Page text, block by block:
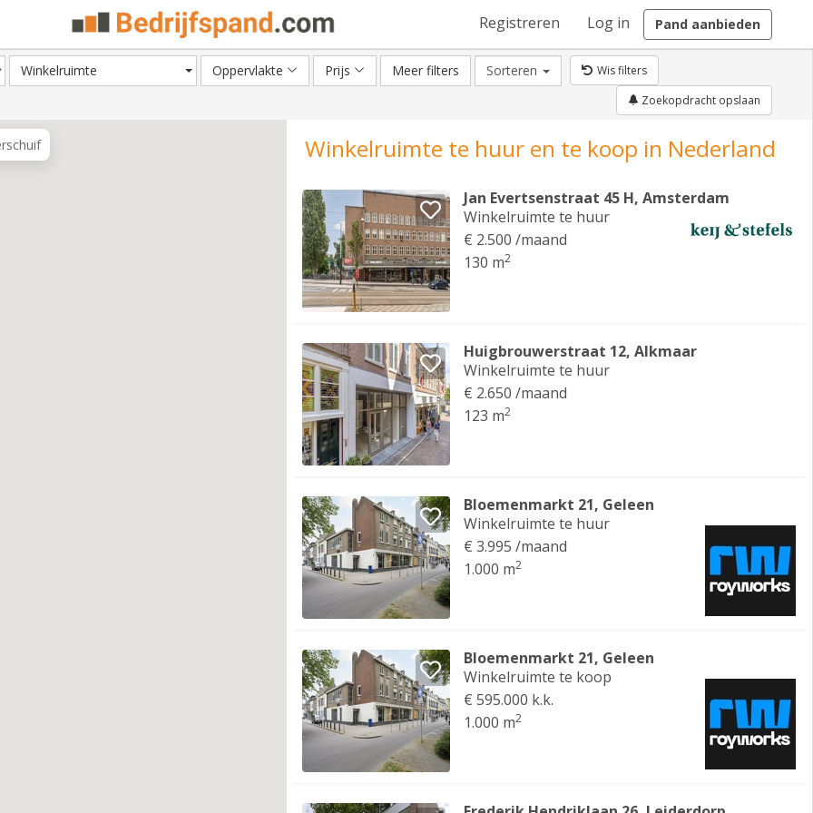
Registreren Log in Pand aanbieden
Winkelruimte Oppervlakte Prijs Meer filters Sorteren
Wis filters
Zoekopdracht opslaan
Winkelruimte te huur en te koop in Nederland
Jan Evertsenstraat 45 H, Amsterdam
Winkelruimte te huur
€ 2.500 /maand
130 m2
Huigbrouwerstraat 12, Alkmaar
Winkelruimte te huur
€ 2.650 /maand
123 m2
Bloemenmarkt 21, Geleen
Winkelruimte te huur
€ 3.995 /maand
1.000 m2
Bloemenmarkt 21, Geleen
Winkelruimte te koop
€ 595.000 k.k.
1.000 m2